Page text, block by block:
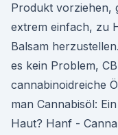
Produkt vorziehen,
extrem einfach, zu
Balsam
es kein Problem,
cannabinoidreiche
man Cannabisöl:
Haut? Hanf -